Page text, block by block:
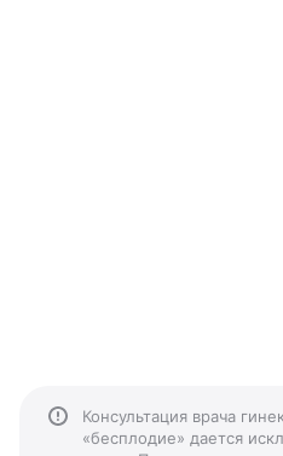
Консультация врача
«бесплодие» дается